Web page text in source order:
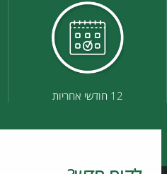
12 חודשי אחריות